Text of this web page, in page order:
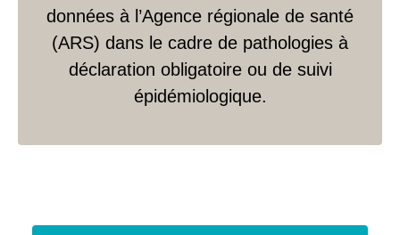
données à l’Agence régionale de santé
(ARS) dans le cadre de pathologies à
déclaration obligatoire ou de suivi
épidémiologique.